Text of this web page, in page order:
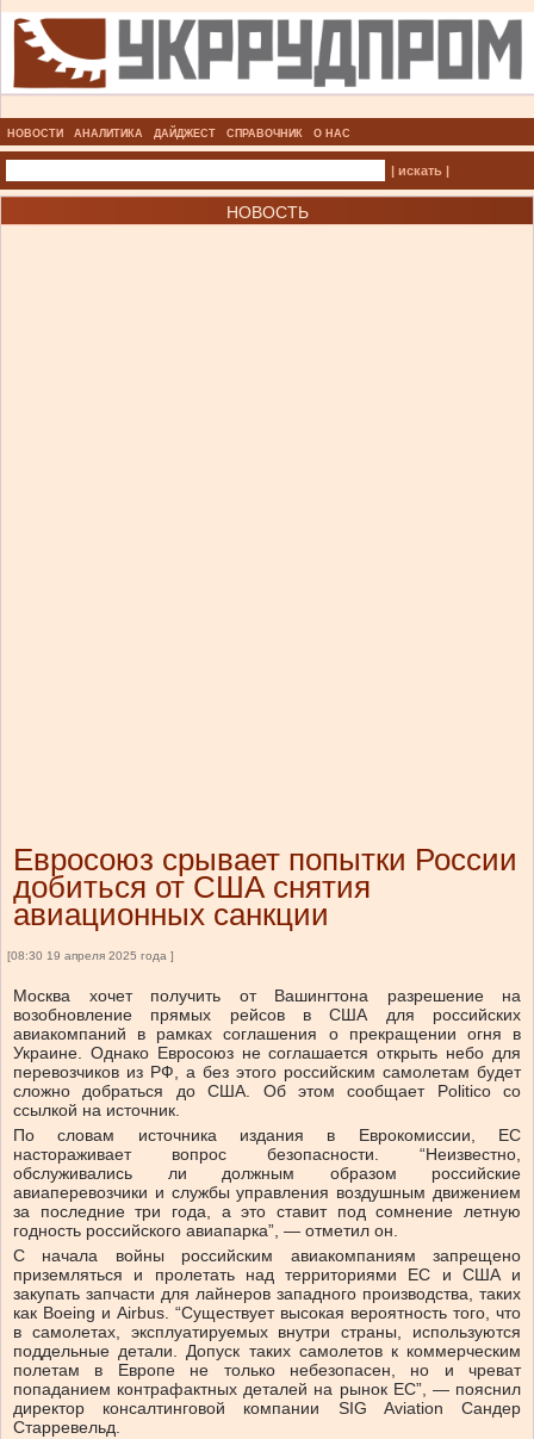
НОВОСТИ АНАЛИТИКА ДАЙДЖЕСТ СПРАВОЧНИК О НАС
| искать |
НОВОСТЬ
Евросоюз срывает попытки России
добиться от США снятия
авиационных санкции
[08:30 19 апреля 2025 года ]
Москва хочет получить от Вашингтона разрешение на
возобновление прямых рейсов в США для российских
авиакомпаний в рамках соглашения о прекращении огня в
Украине. Однако Евросоюз не соглашается открыть небо для
перевозчиков из РФ, а без этого российским самолетам будет
сложно добраться до США. Об этом сообщает Politico со
ссылкой на источник.
По словам источника издания в Еврокомиссии, ЕС
настораживает вопрос безопасности. “Неизвестно,
обслуживались ли должным образом российские
авиаперевозчики и службы управления воздушным движением
за последние три года, а это ставит под сомнение летную
годность российского авиапарка”, — отметил он.
С начала войны российским авиакомпаниям запрещено
приземляться и пролетать над территориями ЕС и США и
закупать запчасти для лайнеров западного производства, таких
как Boeing и Airbus. “Существует высокая вероятность того, что
в самолетах, эксплуатируемых внутри страны, используются
поддельные детали. Допуск таких самолетов к коммерческим
полетам в Европе не только небезопасен, но и чреват
попаданием контрафактных деталей на рынок ЕС”, — пояснил
директор консалтинговой компании SIG Aviation Сандер
Старревельд.